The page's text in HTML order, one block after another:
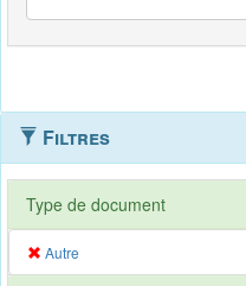
Filtres
Type de document
Autre